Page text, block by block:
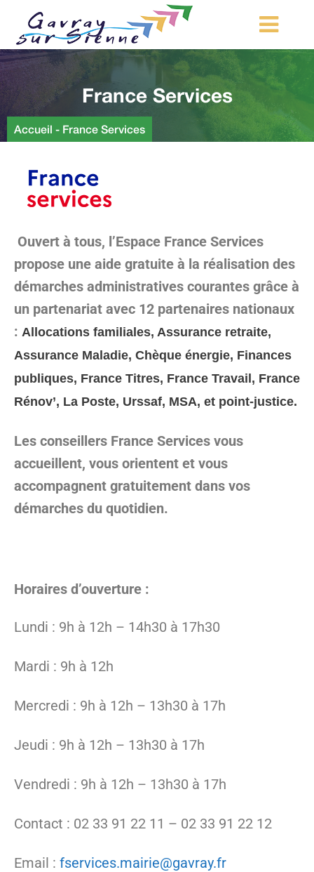
MA COMMUNE
MON QUOTIDIEN
LOISIRS ET TOURISME
Démarches d’urbanisme
France Services
Accueil - France Services
Ouvert à tous, l’Espace France Services
propose une aide gratuite à la réalisation des
démarches administratives courantes grâce à
un partenariat avec 12 partenaires nationaux
: Allocations familiales, Assurance retraite,
Assurance Maladie, Chèque énergie, Finances
publiques, France Titres, France Travail, France
Rénov’, La Poste, Urssaf, MSA, et point-justice.
Les conseillers France Services vous
accueillent, vous orientent et vous
accompagnent gratuitement dans vos
démarches du quotidien.
Horaires d’ouverture :
Lundi : 9h à 12h – 14h30 à 17h30
Mardi : 9h à 12h
Mercredi : 9h à 12h – 13h30 à 17h
Jeudi : 9h à 12h – 13h30 à 17h
Vendredi : 9h à 12h – 13h30 à 17h
Contact : 02 33 91 22 11 – 02 33 91 22 12
Email : fservices.mairie@gavray.fr